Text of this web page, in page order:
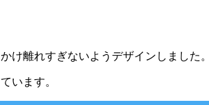
け離れすぎないようデザインしました。
います。